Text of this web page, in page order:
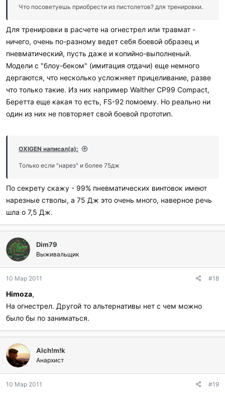
Что посоветуешь приобрести из пистолетов? для тренировки.
Для тренировки в расчете на огнестрел или травмат -
ничего, очень по-разному ведет себя боевой образец и
пневматический, пусть даже и копийно-выполненый.
Модели с "блоу-беком" (имитация отдачи) еще немного
дергаются, что несколько усложняет прицеливание, разве
что только такие. Из них например Walther CP99 Compact,
Беретта еще какая то есть, FS-92 помоему. Но реально ни
один из них не повторяет свой боевой прототип.
OXIGEN написал(а):
Только если "нарез" и более 75дж
По секрету скажу - 99% пневматических винтовок имеют
нарезные стволы, а 75 Дж это очень много, наверное речь
шла о 7,5 Дж.
Dim79
Выживальщик
10 Мар 2011 #18
Himoza,
На огнестрел. Другой то альтернативы нет с чем можно
было бы по заниматься.
Alch!m!k
Анархист
10 Мар 2011 #19